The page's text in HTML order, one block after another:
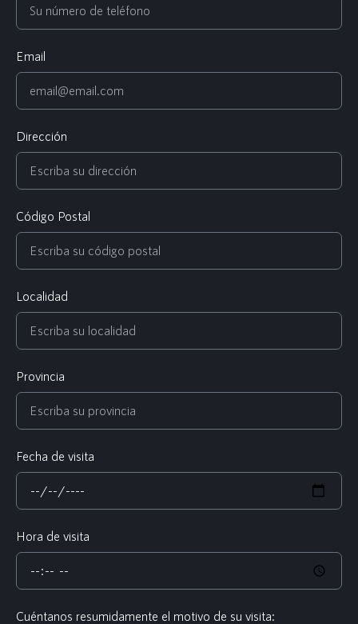
Email
Dirección
Código Postal
Localidad
Provincia
Fecha de visita
Hora de visita
Cuéntanos resumidamente el motivo de su visita: